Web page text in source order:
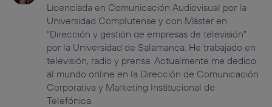
Licenciada en Comunicación Audiovisual por la
Universidad Complutense y con Máster en
“Dirección y gestión de empresas de televisión”
por la Universidad de Salamanca. He trabajado en
televisión, radio y prensa. Actualmente me dedico
al mundo online en la Dirección de Comunicación
Corporativa y Marketing Institucional de
Telefónica.